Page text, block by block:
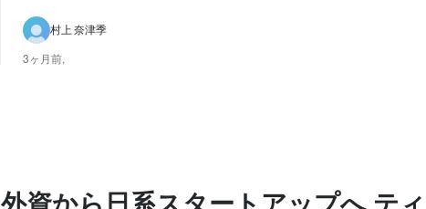
せていただいています。実機での実験も参加させていただきました。 また
シミュレーターの改善の業務もやってい...
村上 奈津季
3ヶ月前,